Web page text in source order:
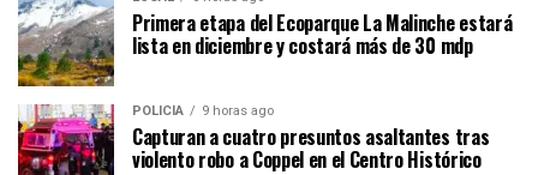
Primera etapa del Ecoparque La Malinche estará
lista en diciembre y costará más de 30 mdp
POLICÍA 9 horas ago
Capturan a cuatro presuntos asaltantes tras
violento robo a Coppel en el Centro Histórico